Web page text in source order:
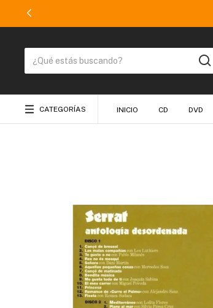
CATEGORÍAS INICIO CD DVD